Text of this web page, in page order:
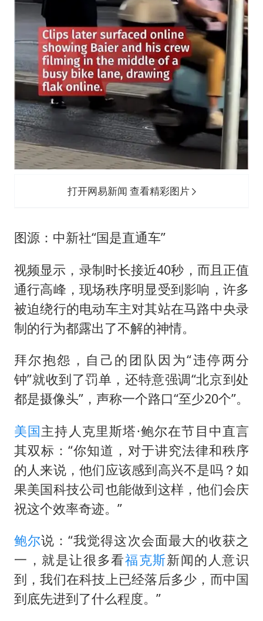
打开网易新闻 查看精彩图片
图源：中新社“国是直通车”
视频显示，录制时长接近40秒，而且正值
通行高峰，现场秩序明显受到影响，许多
被迫绕行的电动车主对其站在马路中央录
制的行为都露出了不解的神情。
拜尔抱怨，自己的团队因为“违停两分
钟”就收到了罚单，还特意强调“北京到处
都是摄像头”，声称一个路口“至少20个”。
美国主持人克里斯塔·鲍尔在节目中直言
其双标：“你知道，对于讲究法律和秩序
的人来说，他们应该感到高兴不是吗？如
果美国科技公司也能做到这样，他们会庆
祝这个效率奇迹。”
鲍尔说：“我觉得这次会面最大的收获之
一，就是让很多看福克斯新闻的人意识
到，我们在科技上已经落后多少，而中国
到底先进到了什么程度。”